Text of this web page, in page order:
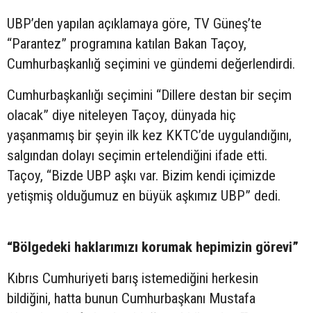
UBP’den yapılan açıklamaya göre, TV Güneş’te
“Parantez” programına katılan Bakan Taçoy,
Cumhurbaşkanlığ seçimini ve gündemi değerlendirdi.
Cumhurbaşkanlığı seçimini “Dillere destan bir seçim
olacak” diye niteleyen Taçoy, dünyada hiç
yaşanmamış bir şeyin ilk kez KKTC’de uygulandığını,
salgından dolayı seçimin ertelendiğini ifade etti.
Taçoy, “Bizde UBP aşkı var. Bizim kendi içimizde
yetişmiş olduğumuz en büyük aşkımız UBP” dedi.
“Bölgedeki haklarımızı korumak hepimizin görevi”
Kıbrıs Cumhuriyeti barış istemediğini herkesin
bildiğini, hatta bunun Cumhurbaşkanı Mustafa